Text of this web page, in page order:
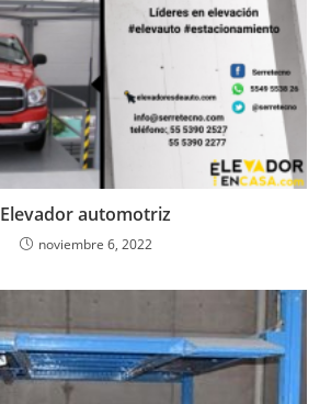
Elevador automotriz
noviembre 6, 2022